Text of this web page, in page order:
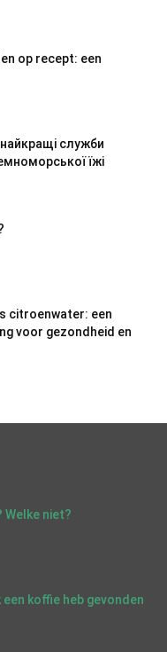
op recept: een
служби
їжі
citroenwater: een
voor gezondheid en
Welke niet?
koffie heb gevonden